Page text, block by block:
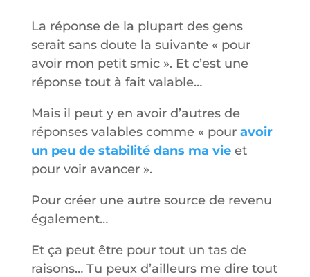
La réponse de la plupart des gens
serait sans doute la suivante « pour
avoir mon petit smic ». Et c’est une
réponse tout à fait valable…
Mais il peut y en avoir d’autres de
réponses valables comme « pour avoir
un peu de stabilité dans ma vieet
pour voir avancer ».
Pour créer une autre source de revenu
également…
Et ça peut être pour tout un tas de
raisons… Tu peux d’ailleurs me dire tout